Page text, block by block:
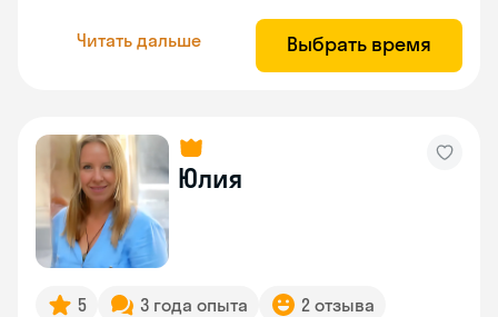
Читать дальше Выбрать время
Юлия
5 3 года опыта 2 отзыва